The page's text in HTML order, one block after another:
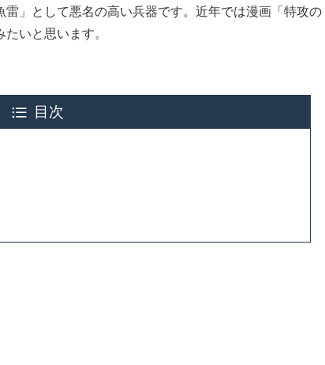
」として悪名の高い兵器です。近年では漫画「特攻の
いと思います。
目次